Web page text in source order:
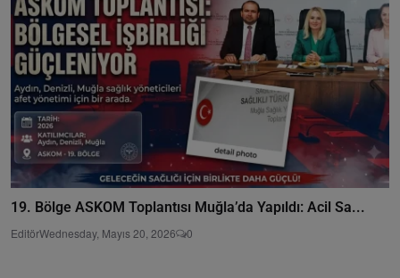
19. Bölge ASKOM Toplantısı Muğla’da Yapıldı: Acil Sa...
EditörWednesday, Mayıs 20, 2026 0